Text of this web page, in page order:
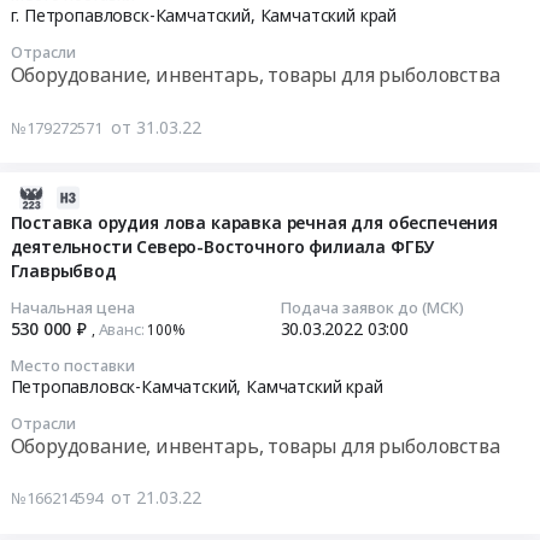
г. Петропавловск-Камчатский, Камчатский край
Отрасли
Оборудование, инвентарь, товары для рыболовства
№179272571 от 31.03.22
Поставка орудия лова каравка речная для обеспечения
деятельности Северо-Восточного филиала ФГБУ
Главрыбвод
Начальная цена
530 000 ₽ Аванс: 100%‍
Подача заявок до (МСК)
30.03.2022 03:00
Место поставки
Петропавловск-Камчатский, Камчатский край
Отрасли
Оборудование, инвентарь, товары для рыболовства
№166214594 от 21.03.22